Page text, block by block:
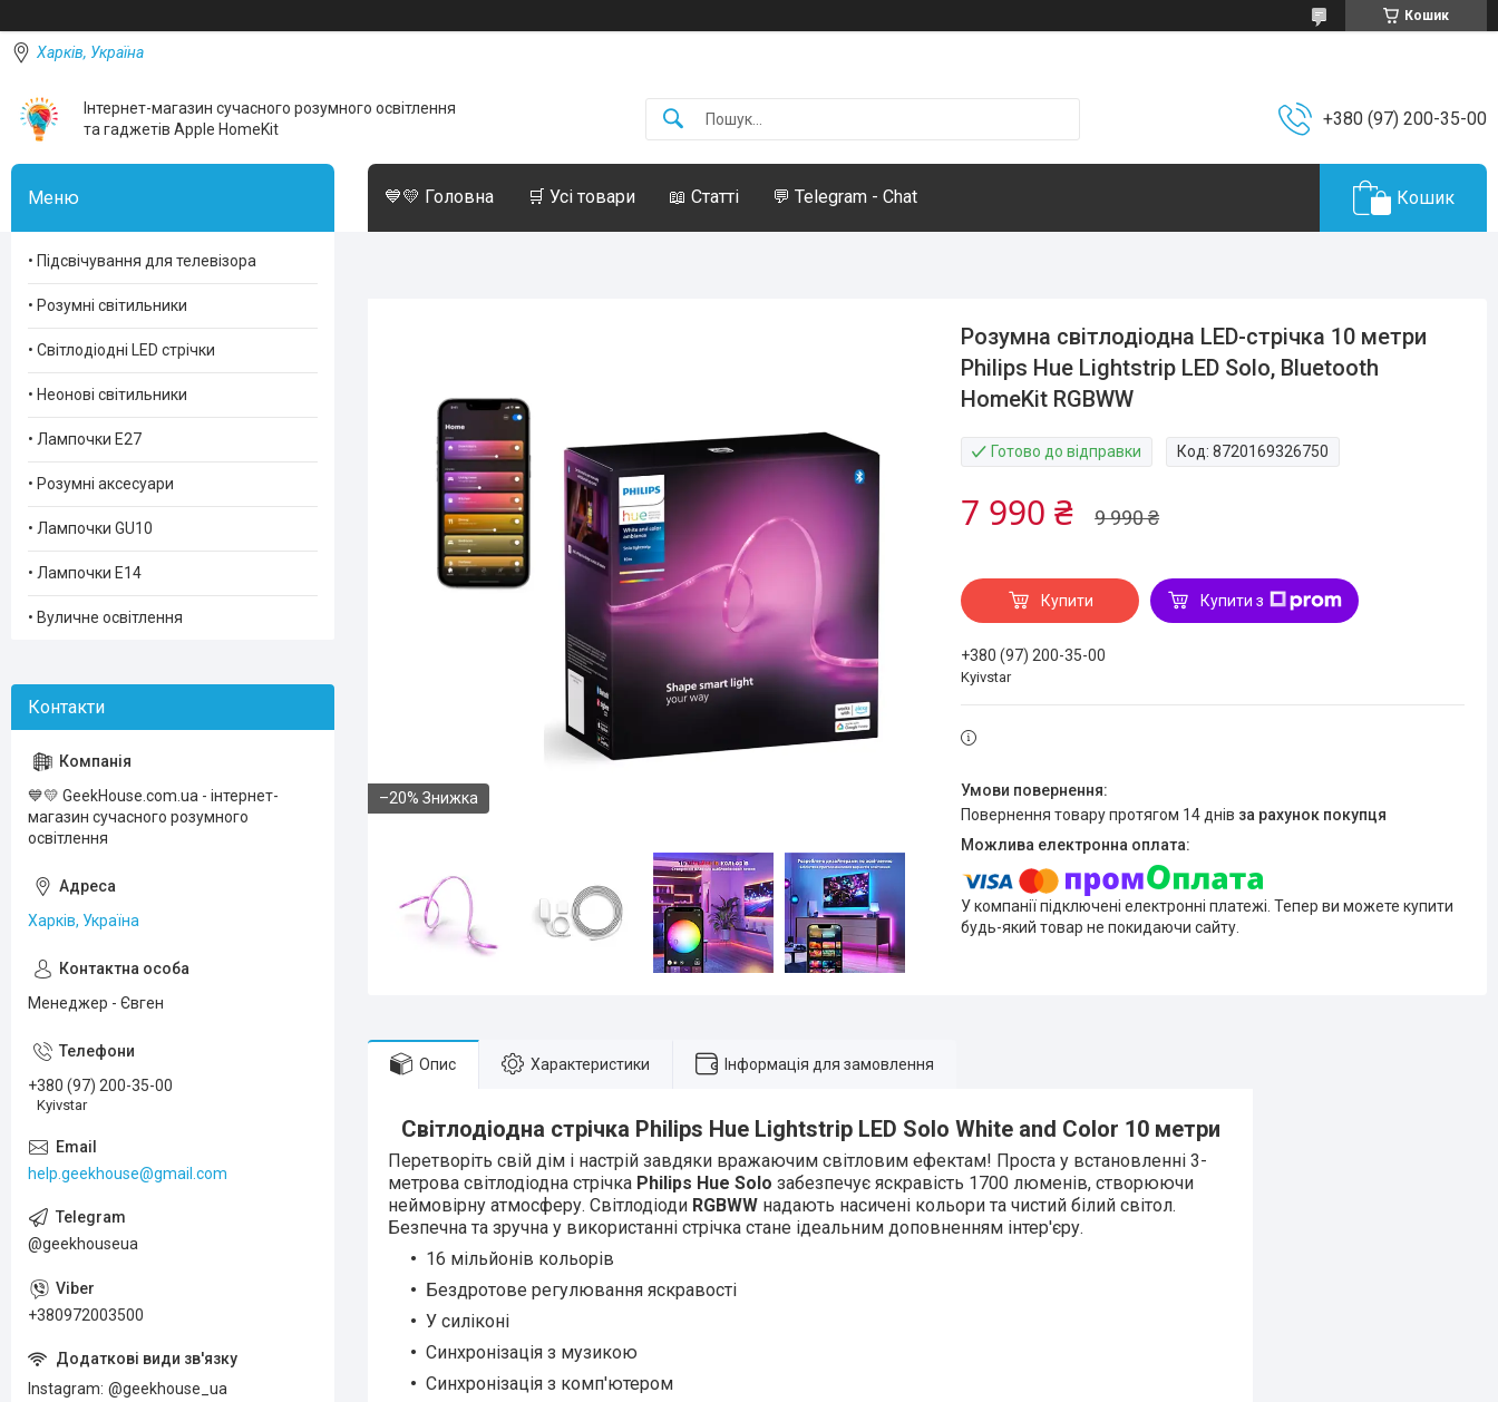
Кошик
Харків, Україна
Інтернет-магазин сучасного розумного освітлення
та гаджетів Apple HomeKit
+380 (97) 200-35-00
💙💛 Головна 🛒 Усі товари 📖 Статті 💬 Telegram - Chat Кошик
–20%
Розумна світлодіодна LED-стрічка 10 метри
Philips Hue Lightstrip LED Solo, Bluetooth
HomeKit RGBWW
Готово до відправки Код:8720169326750
9 990 ₴
7 990 ₴
Купити Купити з
+380 (97) 200-35-00
Kyivstar
повернення товару протягом 14 днів за рахунок покупця
У компанії підключені електронні платежі. Тепер ви можете купити
будь-який товар не покидаючи сайту.
Опис Характеристики Інформація для замовлення
Світлодіодна стрічка Philips Hue Lightstrip LED Solo White and Color 10 метри
Перетворіть свій дім і настрій завдяки вражаючим світловим ефектам! Проста у встановленні 3-
метрова світлодіодна стрічка Philips Hue Solo забезпечує яскравість 1700 люменів, створюючи
неймовірну атмосферу. Світлодіоди RGBWW надають насичені кольори та чистий білий світол.
Безпечна та зручна у використанні стрічка стане ідеальним доповненням інтер'єру.
16 мільйонів кольорів
Бездротове регулювання яскравості
У силіконі
Синхронізація з музикою
Синхронізація з комп'ютером
• Підсвічування для телевізора
• Розумні світильники
• Світлодіодні LED стрічки
• Неонові світильники
• Лампочки Е27
• Розумні аксесуари
• Лампочки GU10
• Лампочки Е14
• Вуличне освітлення
💙💛 GeekHouse.com.ua - інтернет-
магазин сучасного розумного
освiтлення
Харків, Україна
Менеджер - Євген
+380 (97) 200-35-00
Kyivstar
help.geekhouse@gmail.com
@geekhouseua
+380972003500
Instagram @geekhouse_ua